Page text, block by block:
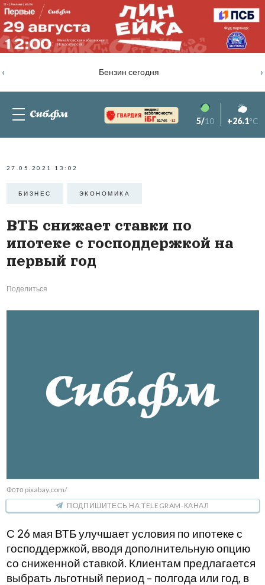
Бензин сегодня
‹ ›
82.76% -1.2 5/10 +26.1°C
27.05.2021 13:02
БИЗНЕС ЭКОНОМИКА
ВТБ снижает ставки по
ипотеке с господдержкой на
первый год
Поделиться
Фото pixabay.com/
ПОДПИШИТЕСЬ НА TELEGRAM-КАНАЛ
С 26 мая ВТБ улучшает условия по ипотеке с
господдержкой, вводя дополнительную опцию
со сниженной ставкой. Клиентам предлагается
выбрать льготный период – полгода или год, в